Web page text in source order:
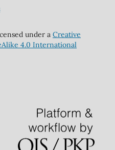
under a Creative
4.0 International